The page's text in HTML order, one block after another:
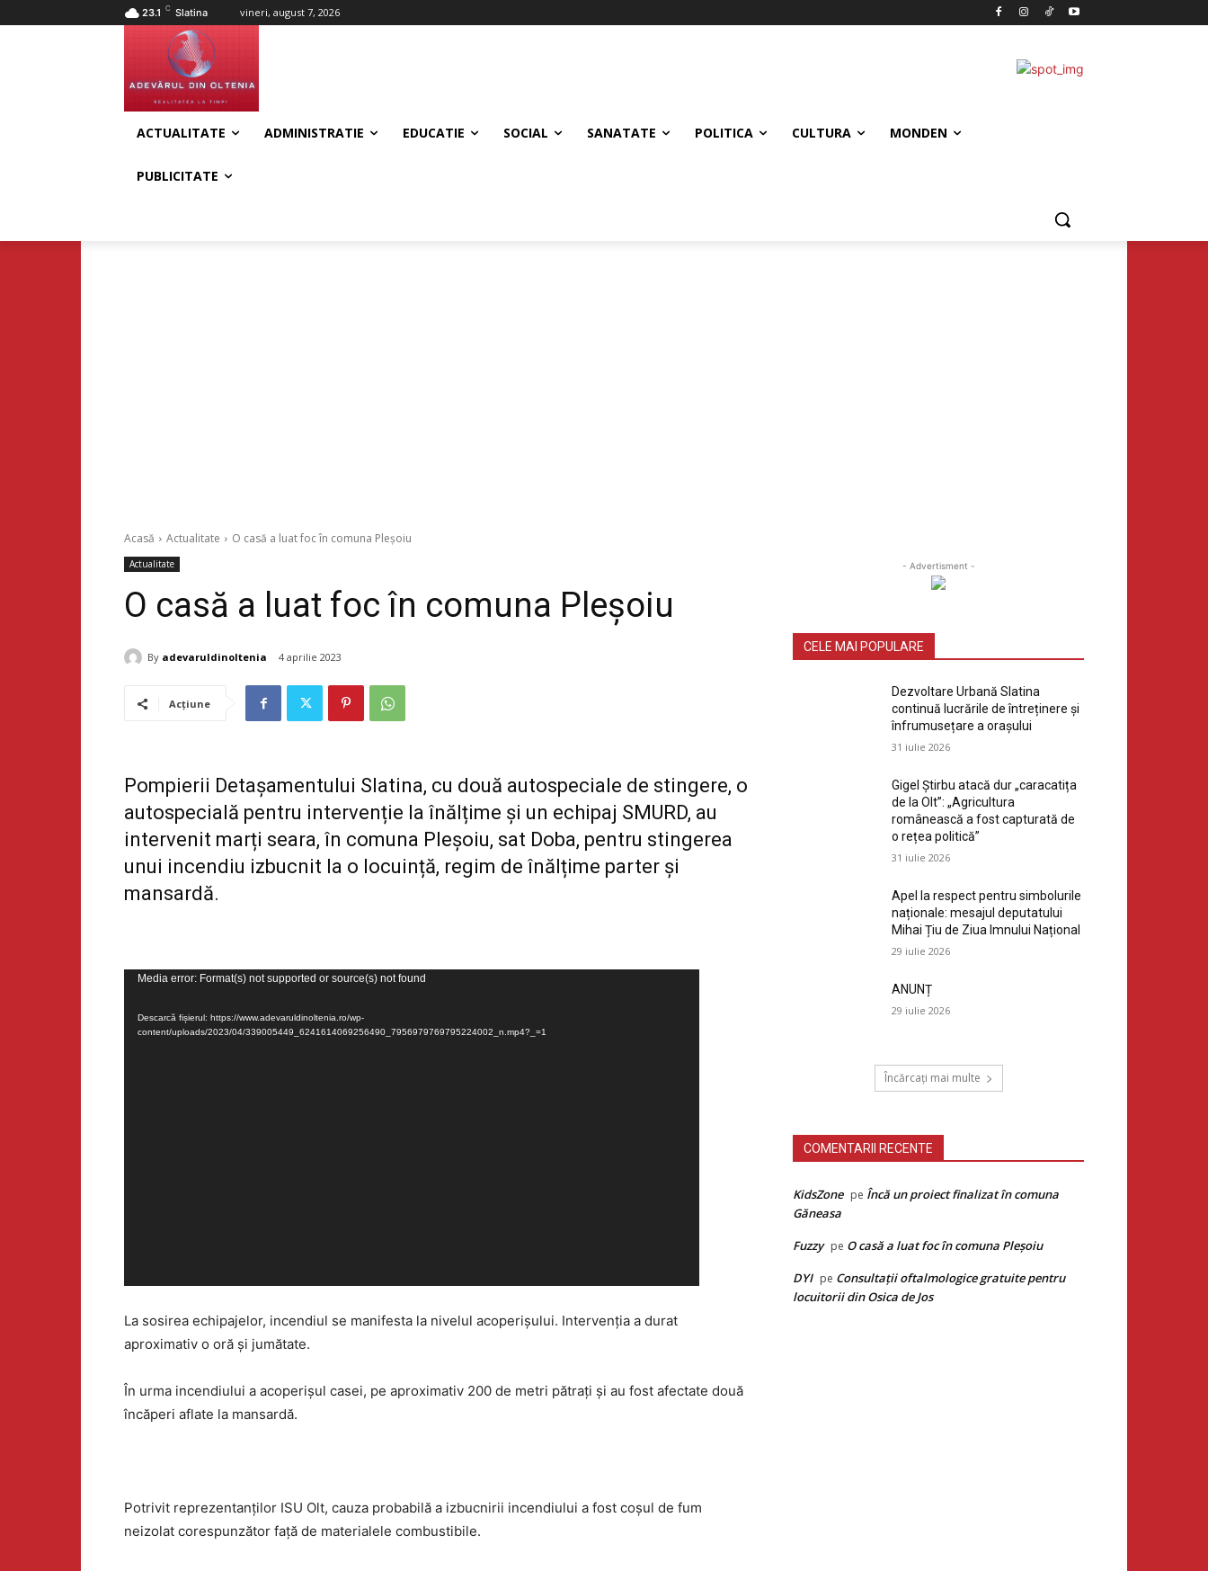
23.1 C Slatina vineri, august 7, 2026
ACTUALITATE ADMINISTRATIE EDUCATIE SOCIAL SANATATE POLITICA CULTURA MONDEN
PUBLICITATE
Acasă Actualitate O casă a luat foc în comuna Pleșoiu
Actualitate
O casă a luat foc în comuna Pleșoiu
By adevaruldinoltenia 4 aprilie 2023
Acțiune
Pompierii Detașamentului Slatina, cu două autospeciale de stingere, o
autospecială pentru intervenție la înălțime și un echipaj SMURD, au
intervenit marți seara, în comuna Pleșoiu, sat Doba, pentru stingerea
unui incendiu izbucnit la o locuință, regim de înălțime parter și
mansardă.
Media error: Format(s) not supported or source(s) not found
Descarcă fișierul: https://www.adevaruldinoltenia.ro/wp-
content/uploads/2023/04/339005449_6241614069256490_7956979769795224002_n.mp4?_=1
La sosirea echipajelor, incendiul se manifesta la nivelul acoperișului. Intervenția a durat
aproximativ o oră și jumătate.
În urma incendiului a acoperișul casei, pe aproximativ 200 de metri pătrați și au fost afectate două
încăperi aflate la mansardă.
Potrivit reprezentanților ISU Olt, cauza probabilă a izbucnirii incendiului a fost coșul de fum
neizolat corespunzător față de materialele combustibile.
- Advertisment -
CELE MAI POPULARE
Dezvoltare Urbană Slatina
continuă lucrările de întreținere și
înfrumusețare a orașului
31 iulie 2026
Gigel Știrbu atacă dur „caracatița
de la Olt”: „Agricultura
românească a fost capturată de
o rețea politică”
31 iulie 2026
Apel la respect pentru simbolurile
naționale: mesajul deputatului
Mihai Țiu de Ziua Imnului Național
29 iulie 2026
ANUNȚ
29 iulie 2026
Încărcați mai multe
COMENTARII RECENTE
KidsZone pe Încă un proiect finalizat în comuna
Găneasa
Fuzzy pe O casă a luat foc în comuna Pleșoiu
DYI pe Consultații oftalmologice gratuite pentru
locuitorii din Osica de Jos